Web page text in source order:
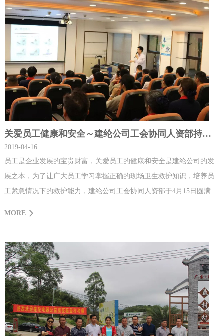
关爱员工健康和安全～建纶公司工会协同人资部持续推进急救知识培训工作开展
2019-04-16
员工是企业发展的宝贵财富，关爱员工的健康和安全是建纶公司的发
展之本，为了让广大员工学习掌握正确的现场卫生救护知识，培养员
工紧急情况下的救护能力，建纶公司工会协同人资部于4月15日圆满开
MORE